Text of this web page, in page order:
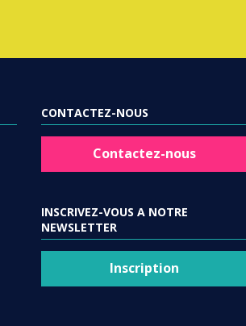
CONTACTEZ-NOUS
Contactez-nous
INSCRIVEZ-VOUS A NOTRE
NEWSLETTER
Inscription